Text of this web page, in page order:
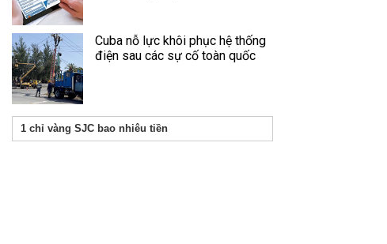
Cuba nỗ lực khôi phục hệ thống
điện sau các sự cố toàn quốc
1 chỉ vàng SJC bao nhiêu tiền